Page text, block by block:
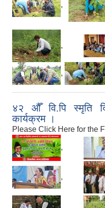
,
,
,
४२ औँ वि.पि स्मृति
कार्यक्रम ।
Please Click Here for the
,
,